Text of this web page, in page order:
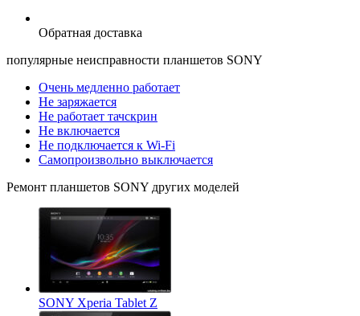
Обратная доставка
популярные неисправности планшетов SONY
Очень медленно работает
Не заряжается
Не работает тачскрин
Не включается
Не подключается к Wi-Fi
Самопроизвольно выключается
Ремонт планшетов SONY других моделей
SONY Xperia Tablet Z